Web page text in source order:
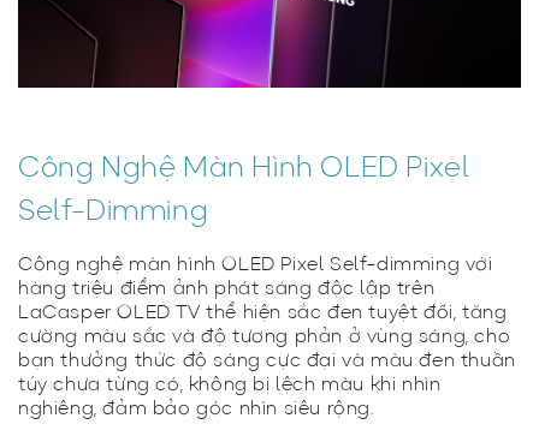
Công Nghệ Màn Hình OLED Pixel
Self-Dimming
Công nghệ màn hình OLED Pixel Self-dimming với
hàng triệu điểm ảnh phát sáng độc lập trên
LaCasper OLED TV thể hiện sắc đen tuyệt đối, tăng
cường màu sắc và độ tương phản ở vùng sáng, cho
bạn thưởng thức độ sáng cực đại và màu đen thuần
túy chưa từng có, không bị lệch màu khi nhìn
nghiêng, đảm bảo góc nhìn siêu rộng.